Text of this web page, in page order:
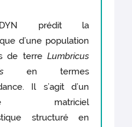
prédit la
d’une population
de terreLumbricus
en termes
Il s’agit d’un
matriciel
structuré en